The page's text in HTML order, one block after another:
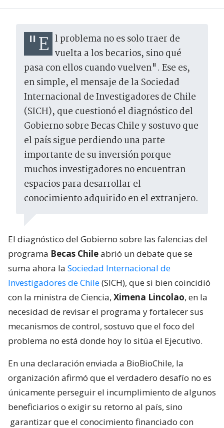
"El problema no es solo traer de vuelta a los becarios, sino qué
pasa con ellos cuando vuelven". Ese es,
en simple, el mensaje de la Sociedad
Internacional de Investigadores de Chile
(SICH), que cuestionó el diagnóstico del
Gobierno sobre Becas Chile y sostuvo que
el país sigue perdiendo una parte
importante de su inversión porque
muchos investigadores no encuentran
espacios para desarrollar el
conocimiento adquirido en el extranjero.
El diagnóstico del Gobierno sobre las falencias del
programa Becas Chileabrió un debate que se
suma ahora la Sociedad Internacional de
Investigadores de Chile(SICH), que si bien coincidió
con la ministra de Ciencia, Ximena Lincolao, en la
necesidad de revisar el programa y fortalecer sus
mecanismos de control, sostuvo que el foco del
problema no está donde hoy lo sitúa el Ejecutivo.
En una declaración enviada a BioBioChile, la
organización afirmó que el verdadero desafío no es
únicamente perseguir el incumplimiento de algunos
beneficiarios o exigir su retorno al país, sino
garantizar que el conocimiento financiado con